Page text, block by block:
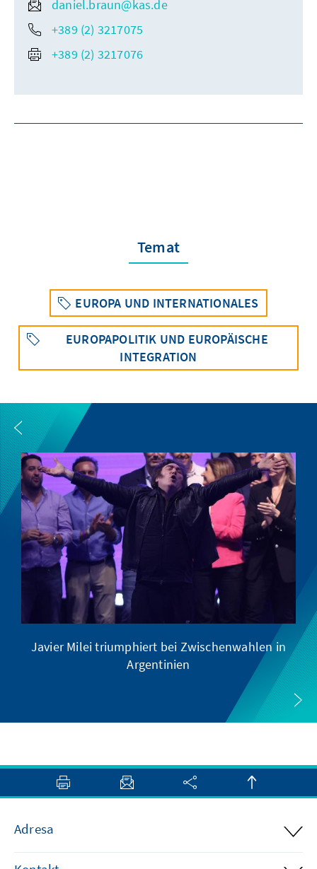
daniel.braun@kas.de
+389 (2) 3217075
+389 (2) 3217076
Temat
EUROPA UND INTERNATIONALES
EUROPAPOLITIK UND EUROPÄISCHE
INTEGRATION
Javier Milei triumphiert bei Zwischenwahlen in
Argentinien
Adresa